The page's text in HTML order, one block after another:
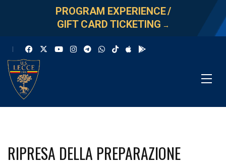
PROGRAM EXPERIENCE/
GIFT CARD TICKETING →
RIPRESA DELLA PREPARAZIONE